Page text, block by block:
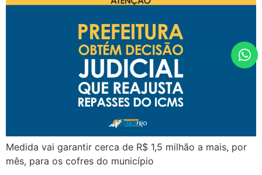
Medida vai garantir cerca de R$ 1,5 milhão a mais, por
mês, para os cofres do município